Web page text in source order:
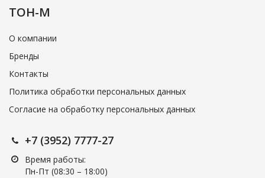
ТОН-М
О компании
Бренды
Контакты
Политика обработки персональных данных
Согласие на обработку персональных данных
+7 (3952) 7777-27
Время работы:
Пн-Пт (08:30 – 18:00)